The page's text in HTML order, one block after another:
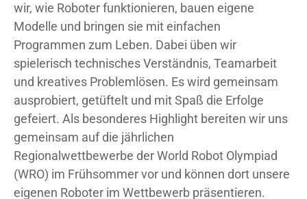
wir, wie Roboter funktionieren, bauen eigene
Modelle und bringen sie mit einfachen
Programmen zum Leben. Dabei üben wir
spielerisch technisches Verständnis, Teamarbeit
und kreatives Problemlösen. Es wird gemeinsam
ausprobiert, getüftelt und mit Spaß die Erfolge
gefeiert. Als besonderes Highlight bereiten wir uns
gemeinsam auf die jährlichen
Regionalwettbewerbe der World Robot Olympiad
(WRO) im Frühsommer vor und können dort unsere
eigenen Roboter im Wettbewerb präsentieren.